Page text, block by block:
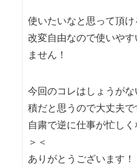
使いたいなと思って頂け
改変自由なので使いや
ません！
今回のコレはしょうが
積だと思うので大丈夫で
自粛で逆に仕事が忙し
＞＜
ありがとうございます！